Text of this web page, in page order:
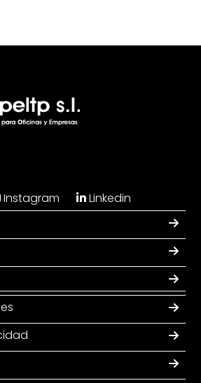
Instagram
Linkedin